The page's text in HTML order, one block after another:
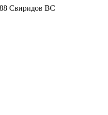
Свиридов ВС